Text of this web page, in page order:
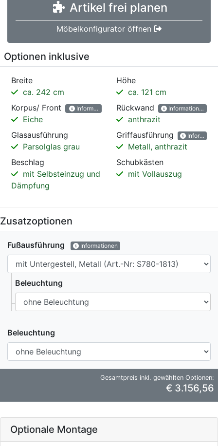
Artikel frei planen
Möbelkonfigurator öffnen
Optionen inklusive
Breite
ca. 242 cm
Höhe
ca. 121 cm
Korpus/ Front
Informationen
Eiche
Rückwand Informationen
anthrazit
Glasausführung
Parsolglas grau
Griffausführung
Metall, anthrazit
Beschlag
mit Selbsteinzug und
Dämpfung
Schubkästen
mit Vollauszug
Zusatzoptionen
Fußausführung Informationen
Beleuchtung
Beleuchtung
Gesamtpreis inkl. gewählten Optionen:
€ 3.156,56
Optionale Montage